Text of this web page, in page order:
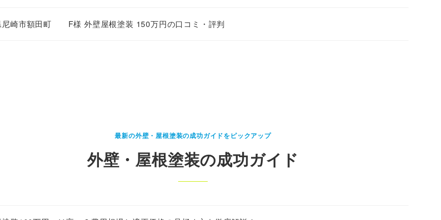
尼崎市額田町 F様 外壁屋根塗装 150万円の口コミ・評判
最新の外壁・屋根塗装の成功ガイドをピックアップ
外壁・屋根塗装の成功ガイド